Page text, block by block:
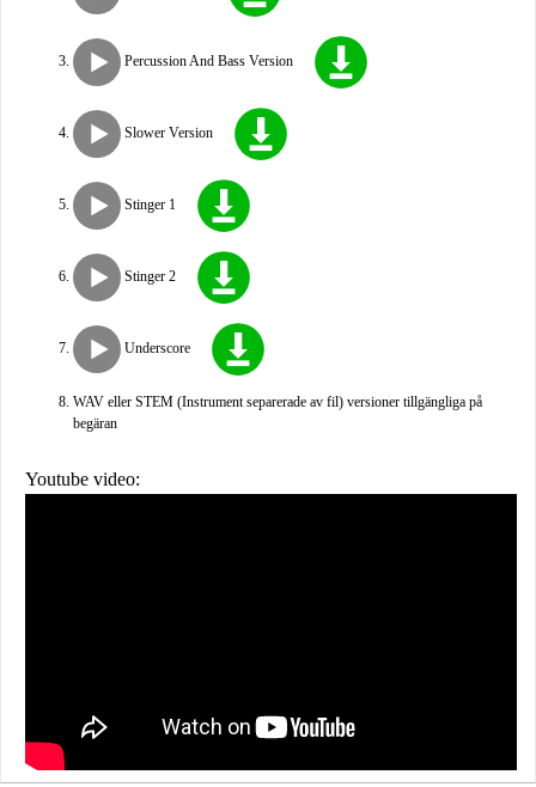
Percussion And Bass Version
Slower Version
Stinger 1
Stinger 2
Underscore
WAV eller STEM (Instrument separerade av fil) versioner tillgängliga på
begäran
Youtube video: